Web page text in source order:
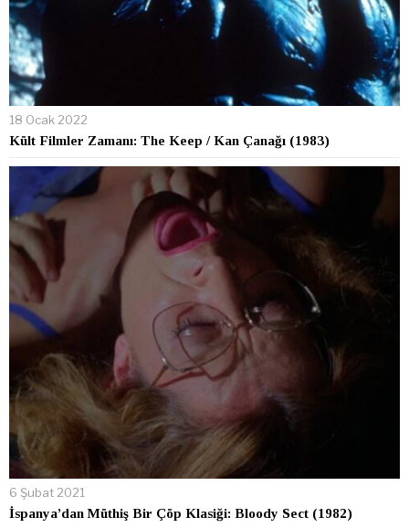
18 Ocak 2022
Kült Filmler Zamanı: The Keep / Kan Çanağı (1983)
6 Şubat 2021
İspanya’dan Müthiş Bir Çöp Klasiği: Bloody Sect (1982)